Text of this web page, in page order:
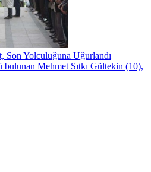
Son Yolculuğuna Uğurlandı
Mehmet Sıtkı Gültekin (10),